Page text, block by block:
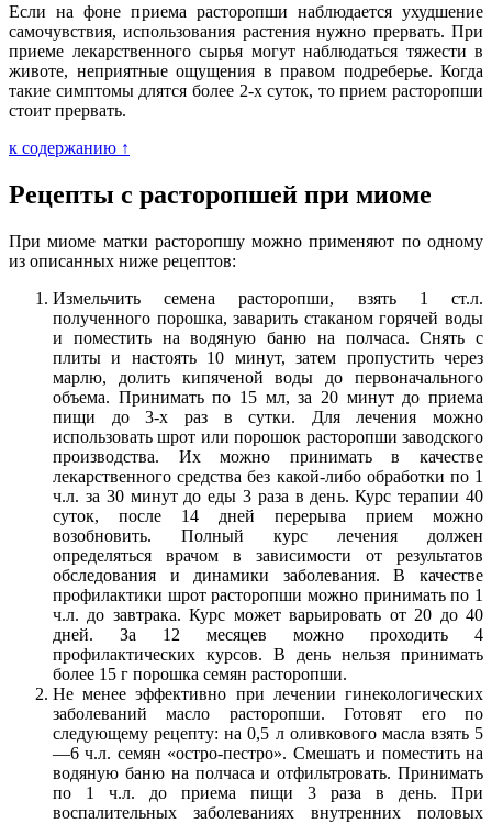
Если на фоне приема расторопши наблюдается ухудшение
самочувствия, использования растения нужно прервать. При
приеме лекарственного сырья могут наблюдаться тяжести в
животе, неприятные ощущения в правом подреберье. Когда
такие симптомы длятся более 2-х суток, то прием расторопши
стоит прервать.
к содержанию ↑
Рецепты с расторопшей при миоме
При миоме матки расторопшу можно применяют по одному
из описанных ниже рецептов:
Измельчить семена расторопши, взять 1 ст.л.
полученного порошка, заварить стаканом горячей воды
и поместить на водяную баню на полчаса. Снять с
плиты и настоять 10 минут, затем пропустить через
марлю, долить кипяченой воды до первоначального
объема. Принимать по 15 мл, за 20 минут до приема
пищи до 3-х раз в сутки. Для лечения можно
использовать шрот или порошок расторопши заводского
производства. Их можно принимать в качестве
лекарственного средства без какой-либо обработки по 1
ч.л. за 30 минут до еды 3 раза в день. Курс терапии 40
суток, после 14 дней перерыва прием можно
возобновить. Полный курс лечения должен
определяться врачом в зависимости от результатов
обследования и динамики заболевания. В качестве
профилактики шрот расторопши можно принимать по 1
ч.л. до завтрака. Курс может варьировать от 20 до 40
дней. За 12 месяцев можно проходить 4
профилактических курсов. В день нельзя принимать
более 15 г порошка семян расторопши.
Не менее эффективно при лечении гинекологических
заболеваний масло расторопши. Готовят его по
следующему рецепту: на 0,5 л оливкового масла взять 5
—6 ч.л. семян «остро-пестро». Смешать и поместить на
водяную баню на полчаса и отфильтровать. Принимать
по 1 ч.л. до приема пищи 3 раза в день. При
воспалительных заболеваниях внутренних половых